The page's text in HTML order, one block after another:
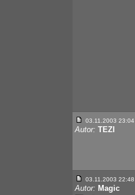
03.11.2003 23:04
Autor: TEZI
03.11.2003 22:48
Autor: Magic